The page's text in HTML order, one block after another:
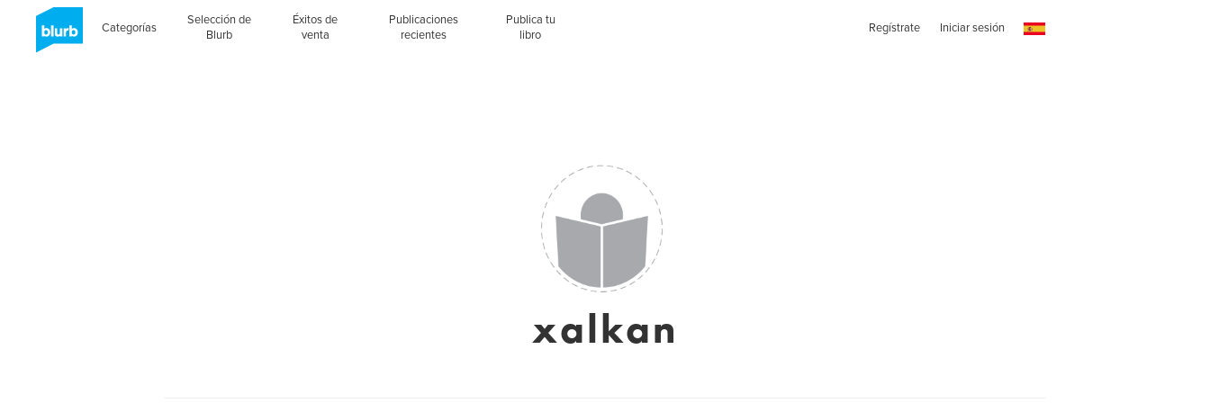
Categorías
Selección de
Blurb
Éxitos de
venta
Publicaciones
recientes
Publica tu
libro
Regístrate Iniciar sesión
xalkan